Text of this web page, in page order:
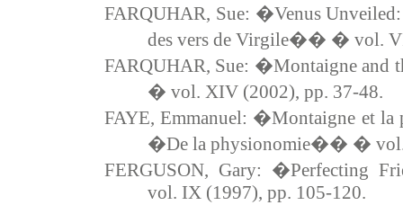
FARQUHAR, Sue: �Venus
des vers de Virgile�� � vol.
FARQUHAR, Sue: �Montaigne
� vol. XIV (2002), pp. 37-48.
FAYE, Emmanuel: �Montaigne et la
�De la physionomie�� � vol.
FERGUSON, Gary: �Perfecting
vol. IX (1997), pp. 105-120.